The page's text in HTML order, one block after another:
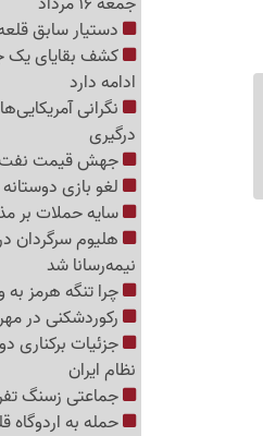
دستیار سابق
کشف بقایای یک
ادامه دارد
نگرانی
درگیری
جهش قیمت نفت؛ برنت به 83.48
لغو بازی
سایه حملات بر
هلیوم سرگردان
نیمه‌رسانا شد
چرا تنگه هرمز
رکوردشکنی در مهران؛ عبور
جزئیات
نظام ایران
جماعتی زسنگ
حمله به اردوگاه قلندیا؛ 51 فلسطینی زخمی و بیش